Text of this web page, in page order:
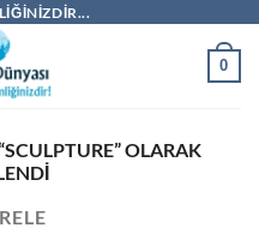
0
OLARAK